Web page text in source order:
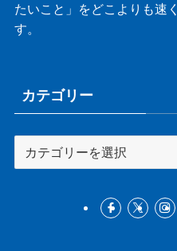
たいこと」をどこよりも速
す。
カテゴリー
テ